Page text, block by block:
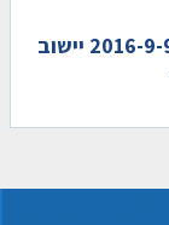
מערכת כללים בהתאם לחוזר 2016-9-9 יישוב